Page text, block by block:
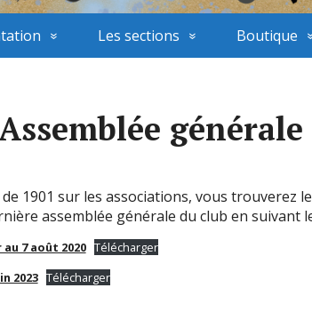
Les sections Boutique
générale
1901 sur les associations, vous trouverez
assemblée générale du club en suivant
7 août 2020 Télécharger
2023 Télécharger